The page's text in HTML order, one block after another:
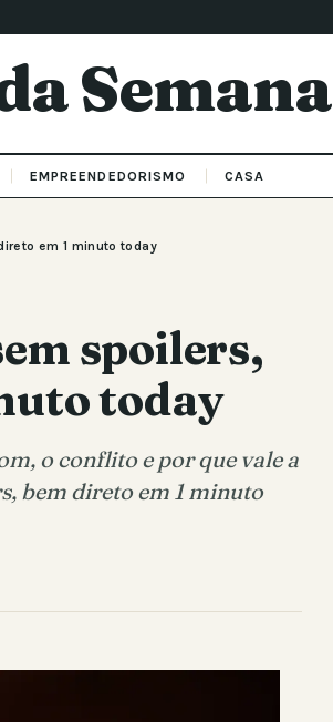
Semana
EMPREENDEDORISMO CASA
em 1 minuto today
spoilers,
today
o conflito e por que vale a
bem direto em 1 minuto